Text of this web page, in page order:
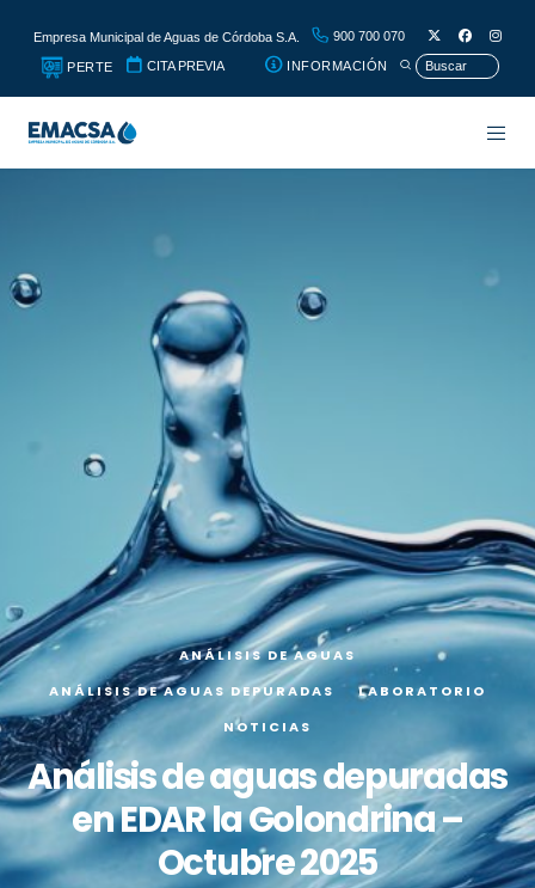
Empresa Municipal de Aguas de Córdoba S.A. 900 700 070
PERTE CITA PREVIA INFORMACIÓN
ANÁLISIS DE AGUAS
ANÁLISIS DE AGUAS DEPURADAS
LABORATORIO
NOTICIAS
Análisis de aguas depuradas
en EDAR la Golondrina –
Octubre 2025